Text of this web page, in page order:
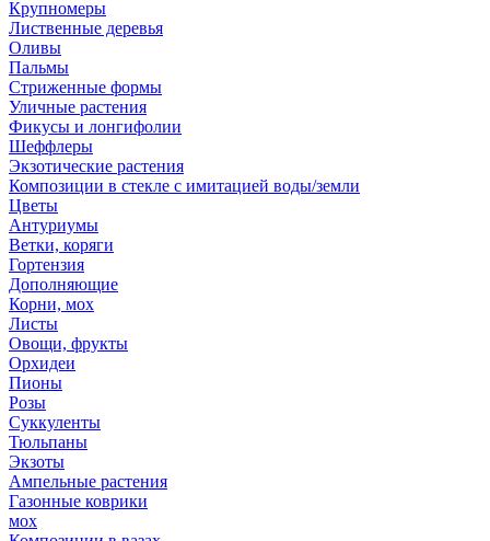
Крупномеры
Лиственные деревья
Оливы
Пальмы
Стриженные формы
Уличные растения
Фикусы и лонгифолии
Шеффлеры
Экзотические растения
Композиции в стекле с имитацией воды/земли
Цветы
Антуриумы
Ветки, коряги
Гортензия
Дополняющие
Корни, мох
Листы
Овощи, фрукты
Орхидеи
Пионы
Розы
Суккуленты
Тюльпаны
Экзоты
Ампельные растения
Газонные коврики
мох